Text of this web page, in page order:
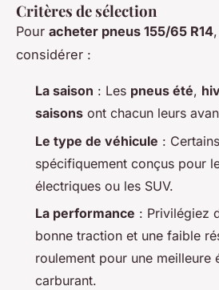
Critères de sélection
Pour acheter pneus 155/65 R14
considérer :
La saison : Les pneus été,
saisons ont chacun leurs
Le type de véhicule :
spécifiquement conçus pour
électriques ou les SUV.
La performance : Privilégiez
bonne traction et une faible
roulement pour une meilleure
carburant.